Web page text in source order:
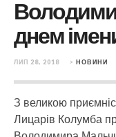
днем
ЛИП 28, 2018 > НОВИНИ
З великою
Лицарів Колумба